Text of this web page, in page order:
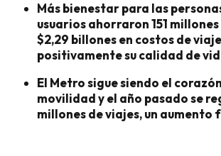
Más bienestar para las
usuarios ahorraron 151
$2,29 billones en costos de
positivamente su calidad de
El Metro sigue siendo el
movilidad y el año pasado se
millones de viajes, un aumento